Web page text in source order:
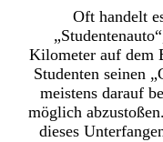
Oft handelt
Kilometer auf dem
Studenten seinen
meistens darauf
möglich
dieses